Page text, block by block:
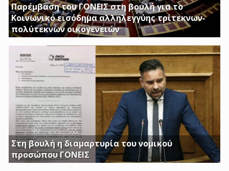
Παρέμβαση του ΓΟΝΕΙΣ στη βουλή για το
Κοινωνικό εισόδημα αλληλεγγύης τρίτεκνων-
πολύτεκνων οικογενειών
Απαιτούμε να εξαιρεθούν τα επιδόματα Στήριξης
Τέκνων, καθώς και το Ειδικό Επίδομα Στήριξης σε
Τρίτεκνες – Πολύτεκνες οικογένειες από τα εισοδηματικά
κριτήρια όπως αυτά καθορίζονται με το υπ’ αριθμ. 128/24-
1-2017 ΦΕΚ
Στη βουλή η διαμαρτυρία του νομικού
προσώπου ΓΟΝΕΙΣ
Γ. Κατσιαντώνης: Φορολογείτε με Κοινή Υπουργική